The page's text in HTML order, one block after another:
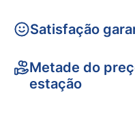
Satisfação
Metade do
estação